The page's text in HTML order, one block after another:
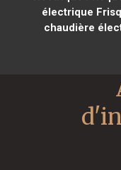
électrique
chaudière